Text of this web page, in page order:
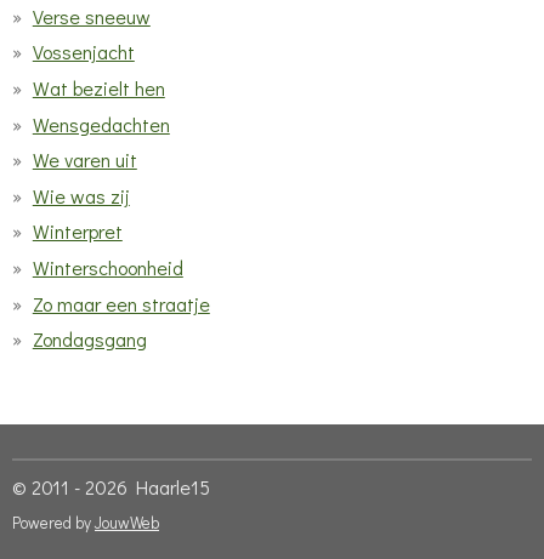
Verse sneeuw
Vossenjacht
Wat bezielt hen
Wensgedachten
We varen uit
Wie was zij
Winterpret
Winterschoonheid
Zo maar een straatje
Zondagsgang
© 2011 - 2026 Haarle15
Powered byJouwWeb